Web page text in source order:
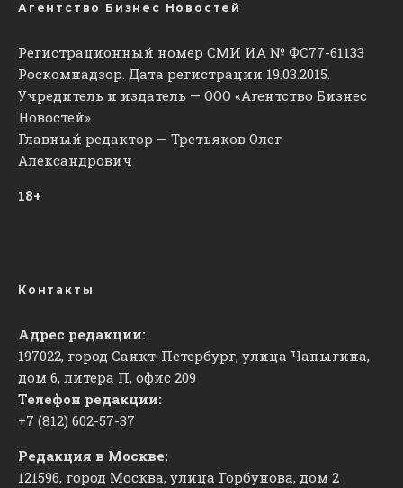
Агентство Бизнес Новостей
Регистрационный номер СМИ ИА № ФС77-61133
Роскомнадзор. Дата регистрации 19.03.2015.
Учредитель и издатель — ООО «Агентство Бизнес
Новостей».
Главный редактор — Третьяков Олег
Александрович
18+
Контакты
Адрес редакции:
197022, город Санкт-Петербург, улица Чапыгина,
дом 6, литера П, офис 209
Телефон редакции:
+7 (812) 602-57-37
Редакция в Москве:
121596, город Москва, улица Горбунова, дом 2